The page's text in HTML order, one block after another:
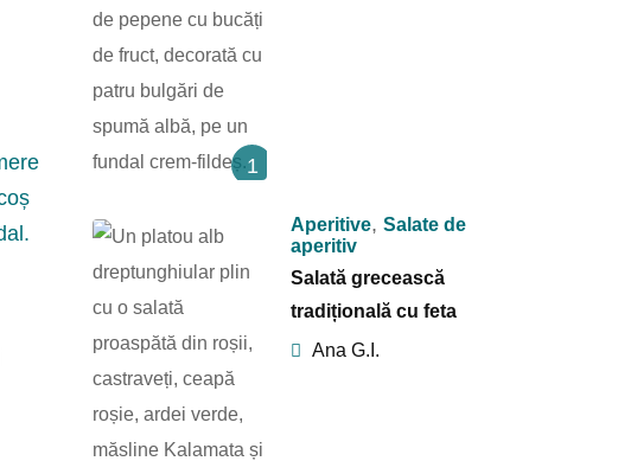
1
Aperitive,Salate de
aperitiv
Salată grecească
tradițională cu feta
Ana G.I.